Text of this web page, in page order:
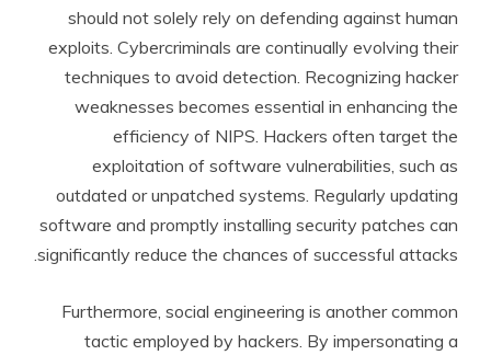
should not solely rely on defending against human
exploits. Cybercriminals are continually evolving their
techniques to avoid detection. Recognizing hacker
weaknesses becomes essential in enhancing the
efficiency of NIPS. Hackers often target the
exploitation of software vulnerabilities, such as
outdated or unpatched systems. Regularly updating
software and promptly installing security patches can
significantly reduce the chances of successful attacks.
Furthermore, social engineering is another common
tactic employed by hackers. By impersonating a